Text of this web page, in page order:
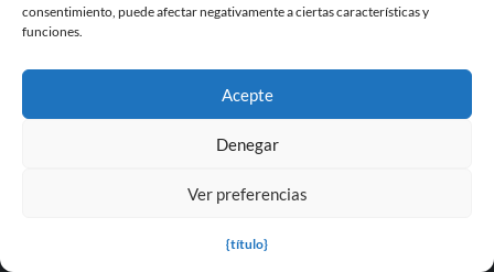
consentimiento, puede afectar negativamente a ciertas características y
funciones.
Acepte
Denegar
Ver preferencias
{título}
Popular Games
Popular Trainers
Popular Mods
Popular Cheats
Popular News
Popular Editorials